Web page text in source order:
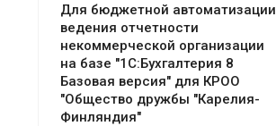
Для бюджетной автоматизации
ведения отчетности
некоммерческой организации
на базе "1С:Бухгалтерия 8
Базовая версия" для КРОО
"Общество дружбы "Карелия-
Финляндия"